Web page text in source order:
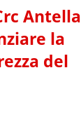
la
del